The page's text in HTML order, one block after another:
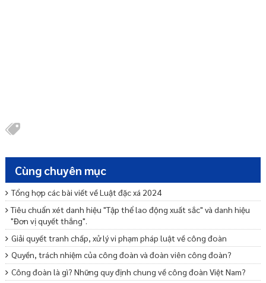
Cùng chuyên mục
Tổng hợp các bài viết về Luật đặc xá 2024
Tiêu chuẩn xét danh hiệu "Tập thể lao động xuất sắc" và danh hiệu
"Đơn vị quyết thắng".
Giải quyết tranh chấp, xử lý vi phạm pháp luật về công đoàn
Quyền, trách nhiệm của công đoàn và đoàn viên công đoàn?
Công đoàn là gì? Những quy định chung về công đoàn Việt Nam?